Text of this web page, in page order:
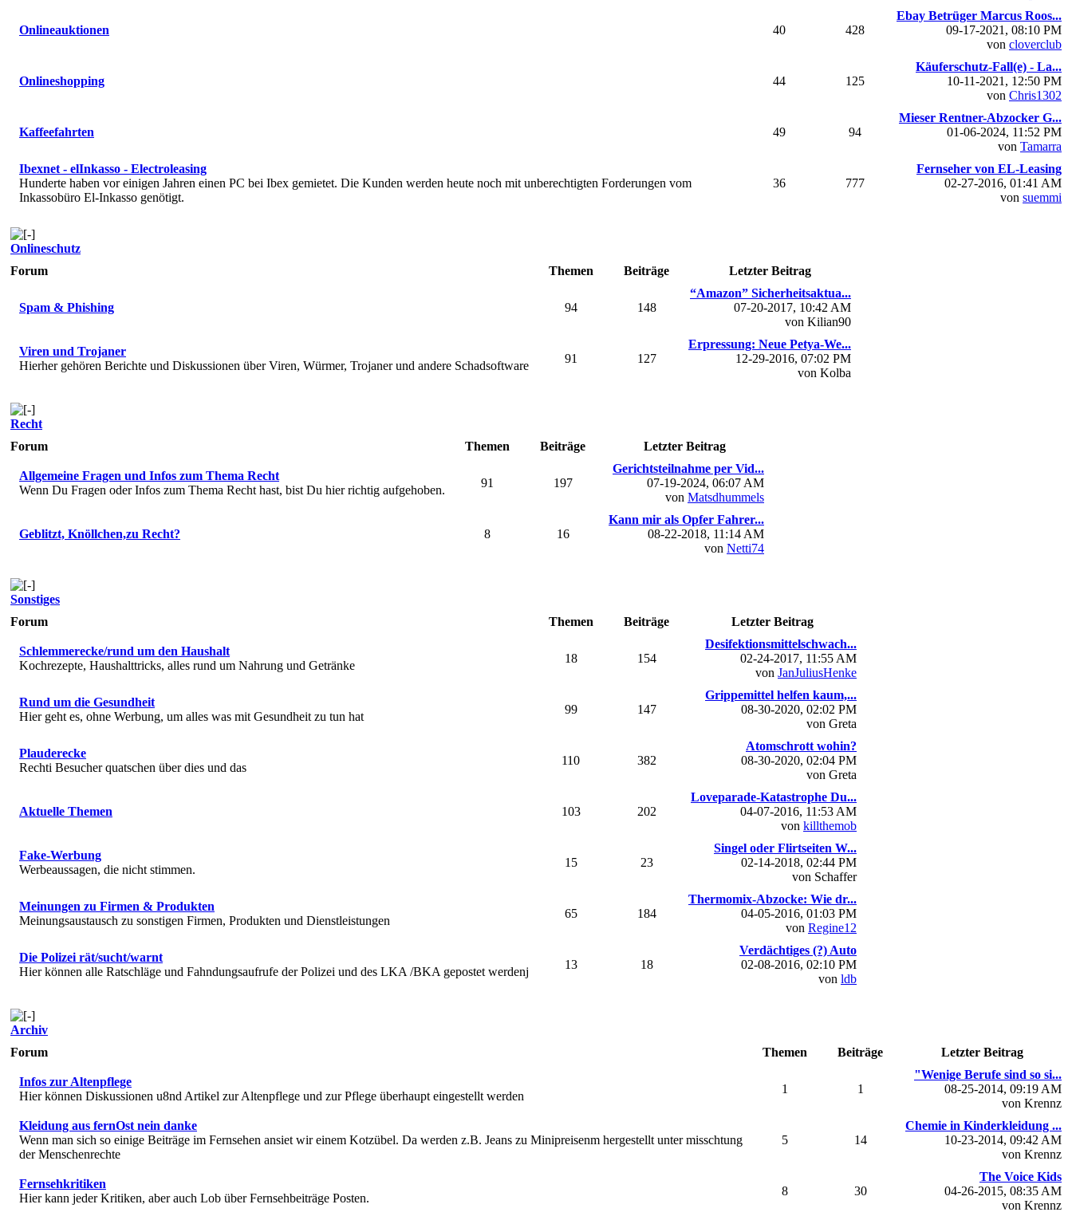
Onlineauktionen 40 428
Ebay Betrüger Marcus Roos...
09-17-2021, 08:10 PM
von cloverclub
Onlineshopping 44 125
Käuferschutz-Fall(e) - La...
10-11-2021, 12:50 PM
von Chris1302
Kaffeefahrten 49 94
Mieser Rentner-Abzocker G...
01-06-2024, 11:52 PM
von Tamarra
Ibexnet - elInkasso - Electroleasing
Hunderte haben vor einigen Jahren einen PC bei Ibex gemietet. Die Kunden werden heute noch mit unberechtigten Forderungen vom
Inkassobüro El-Inkasso genötigt.
36 777
Fernseher von EL-Leasing
02-27-2016, 01:41 AM
von suemmi
Onlineschutz
Forum
Themen Beiträge Letzter Beitrag
Spam & Phishing 94 148
“Amazon” Sicherheitsaktua...
07-20-2017, 10:42 AM
von Kilian90
Viren und Trojaner
Hierher gehören Berichte und Diskussionen über Viren, Würmer, Trojaner und andere Schadsoftware
91 127
Erpressung: Neue Petya-We...
12-29-2016, 07:02 PM
von Kolba
Recht
Forum
Themen Beiträge Letzter Beitrag
Allgemeine Fragen und Infos zum Thema Recht
Wenn Du Fragen oder Infos zum Thema Recht hast, bist Du hier richtig aufgehoben.
91 197
Gerichtsteilnahme per Vid...
07-19-2024, 06:07 AM
von Matsdhummels
Geblitzt, Knöllchen,zu Recht? 8 16
Kann mir als Opfer Fahrer...
08-22-2018, 11:14 AM
von Netti74
Sonstiges
Forum
Themen Beiträge Letzter Beitrag
Schlemmerecke/rund um den Haushalt
Kochrezepte, Haushalttricks, alles rund um Nahrung und Getränke
18 154
Desifektionsmittelschwach...
02-24-2017, 11:55 AM
von JanJuliusHenke
Rund um die Gesundheit
Hier geht es, ohne Werbung, um alles was mit Gesundheit zu tun hat
99 147
Grippemittel helfen kaum,...
08-30-2020, 02:02 PM
von Greta
Plauderecke
Rechti Besucher quatschen über dies und das
110 382
Atomschrott wohin?
08-30-2020, 02:04 PM
von Greta
Aktuelle Themen 103 202
Loveparade-Katastrophe Du...
04-07-2016, 11:53 AM
von killthemob
Fake-Werbung
Werbeaussagen, die nicht stimmen.
15 23
Singel oder Flirtseiten W...
02-14-2018, 02:44 PM
von Schaffer
Meinungen zu Firmen & Produkten
Meinungsaustausch zu sonstigen Firmen, Produkten und Dienstleistungen
65 184
Thermomix-Abzocke: Wie dr...
04-05-2016, 01:03 PM
von Regine12
Die Polizei rät/sucht/warnt
Hier können alle Ratschläge und Fahndungsaufrufe der Polizei und des LKA /BKA gepostet werdenj
13 18
Verdächtiges (?) Auto
02-08-2016, 02:10 PM
von ldb
Archiv
Forum
Themen Beiträge Letzter Beitrag
Infos zur Altenpflege
Hier können Diskussionen u8nd Artikel zur Altenpflege und zur Pflege überhaupt eingestellt werden
1 1
"Wenige Berufe sind so si...
08-25-2014, 09:19 AM
von Krennz
Kleidung aus fernOst nein danke
Wenn man sich so einige Beiträge im Fernsehen ansiet wir einem Kotzübel. Da werden z.B. Jeans zu Minipreisenm hergestellt unter misschtung
der Menschenrechte
5 14
Chemie in Kinderkleidung ...
10-23-2014, 09:42 AM
von Krennz
Fernsehkritiken
Hier kann jeder Kritiken, aber auch Lob über Fernsehbeiträge Posten.
8 30
The Voice Kids
04-26-2015, 08:35 AM
von Krennz